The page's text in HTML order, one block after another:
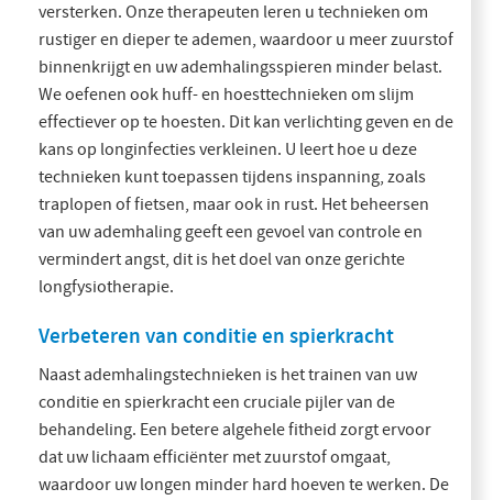
versterken. Onze therapeuten leren u technieken om
rustiger en dieper te ademen, waardoor u meer zuurstof
binnenkrijgt en uw ademhalingsspieren minder belast.
We oefenen ook huff- en hoesttechnieken om slijm
effectiever op te hoesten. Dit kan verlichting geven en de
kans op longinfecties verkleinen. U leert hoe u deze
technieken kunt toepassen tijdens inspanning, zoals
traplopen of fietsen, maar ook in rust. Het beheersen
van uw ademhaling geeft een gevoel van controle en
vermindert angst, dit is het doel van onze gerichte
longfysiotherapie.
Verbeteren van conditie en spierkracht
Naast ademhalingstechnieken is het trainen van uw
conditie en spierkracht een cruciale pijler van de
behandeling. Een betere algehele fitheid zorgt ervoor
dat uw lichaam efficiënter met zuurstof omgaat,
waardoor uw longen minder hard hoeven te werken. De